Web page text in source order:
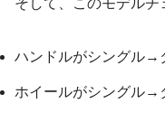
そして、このモデルチ
ハンドルがシングル→
ホイールがシングル→